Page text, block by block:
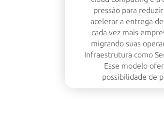
pressão para
acelerar a entrega
cada vez mais
migrando suas
Infraestrutura como
Esse modelo
possibilidade de